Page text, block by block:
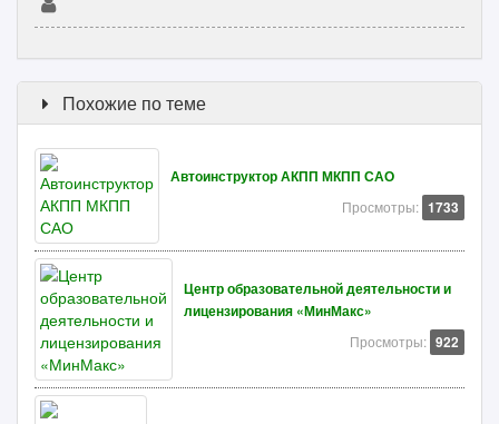
Похожие по теме
Автоинструктор АКПП МКПП САО
Просмотры: 1733
Центр образовательной деятельности и
лицензирования «МинМакс»
Просмотры: 922